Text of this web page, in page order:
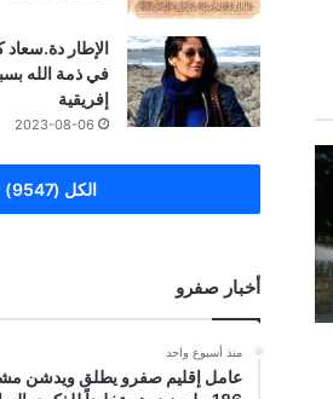
الإطار دة.سعاد
في ذمة الله
إفريقية
2023-08-06
الكل (9547)
أخبار صفرو
منذ أسبوع واحد
عامل إقليم صفرو يطلق ويدشن